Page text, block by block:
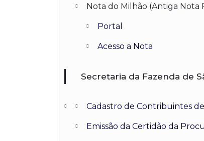
Nota do Milhão (Antiga Nota
Portal
Acesso a Nota
Secretaria da Fazenda de
Cadastro de Contribuintes de
Emissão da Certidão da